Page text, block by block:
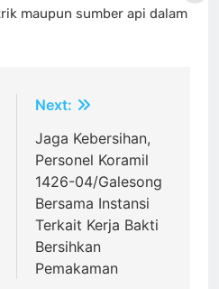
maupun sumber api dalam
Next:
Jaga Kebersihan,
Personel Koramil
1426-04/Galesong
Bersama Instansi
Terkait Kerja Bakti
Bersihkan
Pemakaman